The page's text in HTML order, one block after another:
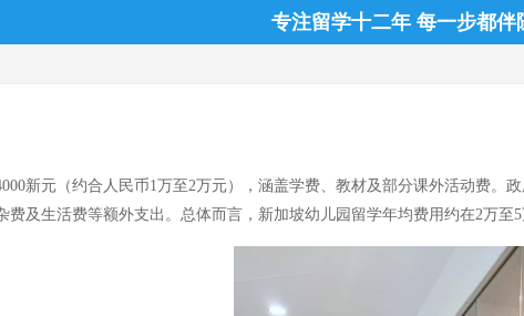
专注留学十二年 每一步都伴
新元（约合人民币1万至2万元），涵盖学费、教材及部分课外活动费。
及生活费等额外支出。总体而言，新加坡幼儿园留学年均费用约在2万至